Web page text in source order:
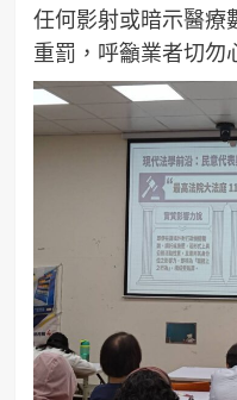
任何影射或暗示醫療
重罰，呼籲業者切勿